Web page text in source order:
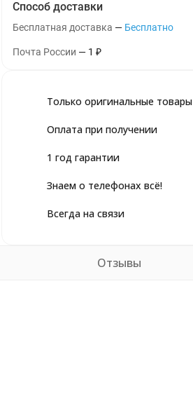
Способ доставки
Бесплатная доставка Бесплатно
Почта России 1 ₽
Только оригинальные товары
Оплата при получении
1 год гарантии
Знаем о телефонах всё!
Всегда на связи
Отзывы